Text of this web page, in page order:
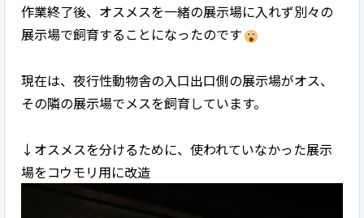
作業終了後、オスメスを一緒の展示場に入れず別々の
展示場で飼育することになったのです
現在は、夜行性動物舎の入口出口側の展示場がオス、
その隣の展示場でメスを飼育しています。
↓オスメスを分けるために、使われていなかった展示
場をコウモリ用に改造